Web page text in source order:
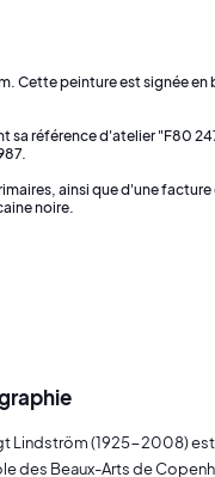
Cette peinture est signée en
sa référence d'atelier "F80
ainsi que d'une
noire.
Lindström (1925-2008) est
des Beaux-Arts de